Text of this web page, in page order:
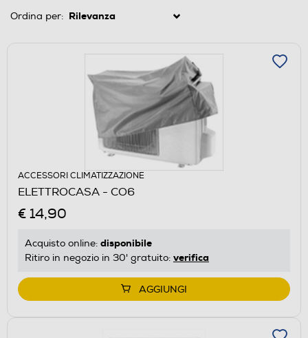
Ordina per:
ACCESSORI CLIMATIZZAZIONE
ELETTROCASA - CO6
€ 14,90
Acquisto online: disponibile
Ritiro in negozio in 30' gratuito: verifica
AGGIUNGI